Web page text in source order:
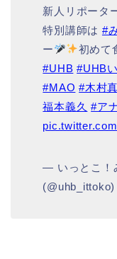
新人リポータ
特別講師は #
ー
初めて
#UHB #UHB
#MAO #木村
福本義久 #ア
— いっとこ！
(@uhb_ittoko)